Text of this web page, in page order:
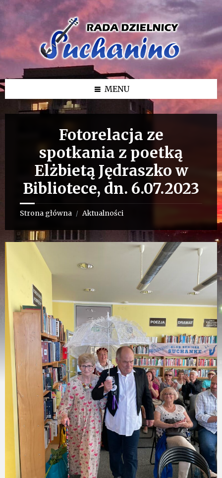
Przejdź
Przejdź
bocznego
Przejdź
MENU
Fotorelacja ze
spotkania z poetką
Elżbietą Jędraszko w
Bibliotece, dn. 6.07.2023
Strona główna / Aktualności